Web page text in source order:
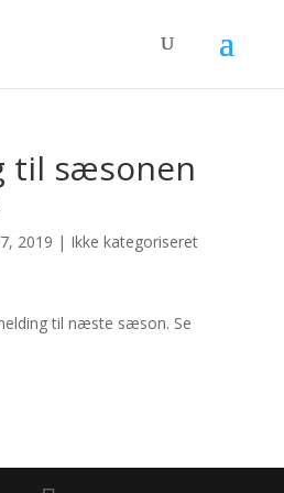
til sæsonen
2019 | Ikke kategoriseret
til næste sæson. Se